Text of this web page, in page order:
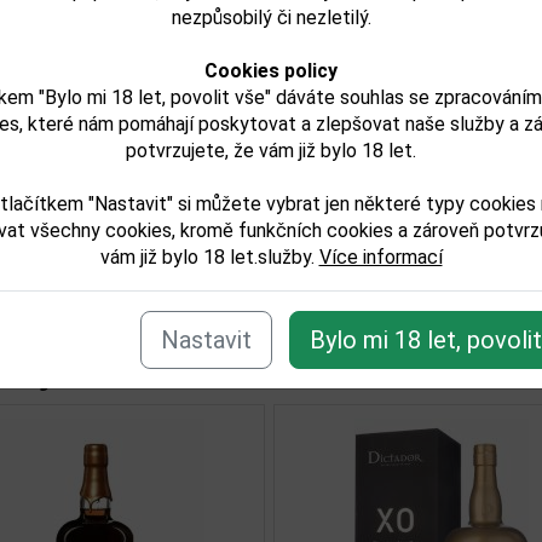
nezpůsobilý či nezletilý.
Cookies policy
"Bylo mi 18 let, povolit vše" dáváte souhlas se
které nám pomáhají poskytovat a zlepšovat naše služby a
potvrzujete, že vám již bylo 18 let.
"Nastavit" si můžete vybrat jen některé typy cookies
všechny cookies, kromě funkčních cookies a zároveň
vám již bylo 18 let.služby. Více informací
Nastavit Bylo mi 18 let,
destilační koloně, čímž vzniká rum se středně plným tělem.
že tento produkt môže obsahovať alergény. Presné
Skontrolujte prosím pred konzumáciou.
obj. %:
zboží